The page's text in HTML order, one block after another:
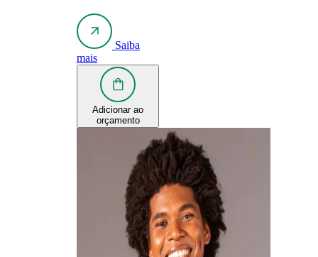
Saiba
mais
Adicionar ao
orçamento